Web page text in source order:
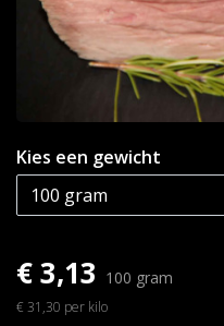
Kies een gewicht
€ 3,13 100 gram
€ 31,30 per kilo